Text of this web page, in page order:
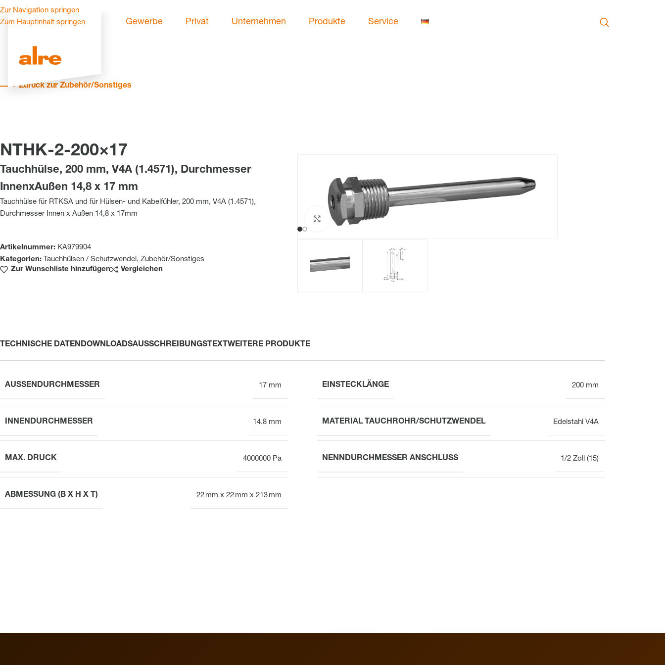
Zur Navigation springen
Zum Hauptinhalt springen
Gewerbe Privat Unternehmen Produkte Service
Zurück zur Zubehör/Sonstiges
NTHK-2-200×17
Tauchhülse, 200 mm, V4A (1.4571), Durchmesser
InnenxAußen 14,8 x 17 mm
Tauchhülse für RTKSA und für Hülsen- und Kabelfühler, 200 mm, V4A (1.4571),
Durchmesser Innen x Außen 14,8 x 17mm
Artikelnummer: KA979904
Kategorien: Tauchhülsen / Schutzwendel , Zubehör/Sonstiges
Zur Wunschliste hinzufügen
Vergleichen
Zum Vergrößern klicken
TECHNISCHE DATENDOWNLOADSAUSSCHREIBUNGSTEXTWEITERE PRODUKTE
AUSSENDURCHMESSER 17 mm EINSTECKLÄNGE 200 mm
INNENDURCHMESSER 14.8 mm MATERIAL TAUCHROHR/SCHUTZWENDEL Edelstahl V4A
MAX. DRUCK 4000000 Pa NENNDURCHMESSER ANSCHLUSS 1/2 Zoll (15)
ABMESSUNG (B X H X T) 22 mm x 22 mm x 213 mm